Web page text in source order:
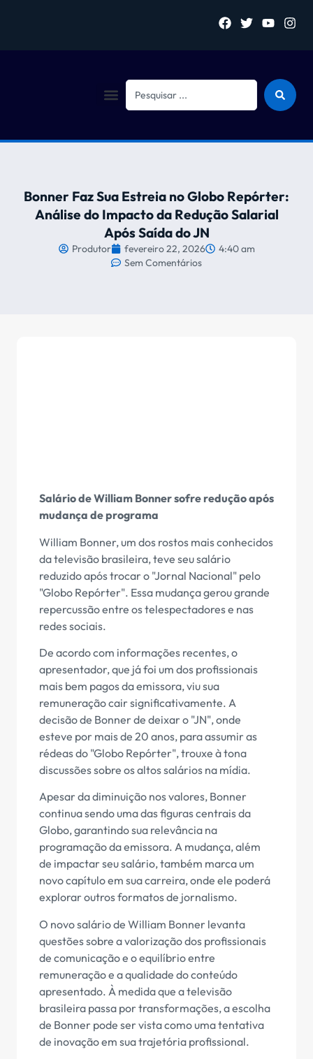
Bonner Faz Sua Estreia no Globo Repórter:
Análise do Impacto da Redução Salarial
Após Saída do JN
Produtor fevereiro 22, 2026
4:40 am
Sem Comentários
Salário de William Bonner sofre redução após
mudança de programa
William Bonner, um dos rostos mais conhecidos
da televisão brasileira, teve seu salário
reduzido após trocar o "Jornal Nacional" pelo
"Globo Repórter". Essa mudança gerou grande
repercussão entre os telespectadores e nas
redes sociais.
De acordo com informações recentes, o
apresentador, que já foi um dos profissionais
mais bem pagos da emissora, viu sua
remuneração cair significativamente. A
decisão de Bonner de deixar o "JN", onde
esteve por mais de 20 anos, para assumir as
rédeas do "Globo Repórter", trouxe à tona
discussões sobre os altos salários na mídia.
Apesar da diminuição nos valores, Bonner
continua sendo uma das figuras centrais da
Globo, garantindo sua relevância na
programação da emissora. A mudança, além
de impactar seu salário, também marca um
novo capítulo em sua carreira, onde ele poderá
explorar outros formatos de jornalismo.
O novo salário de William Bonner levanta
questões sobre a valorização dos profissionais
de comunicação e o equilíbrio entre
remuneração e a qualidade do conteúdo
apresentado. À medida que a televisão
brasileira passa por transformações, a escolha
de Bonner pode ser vista como uma tentativa
de inovação em sua trajetória profissional.